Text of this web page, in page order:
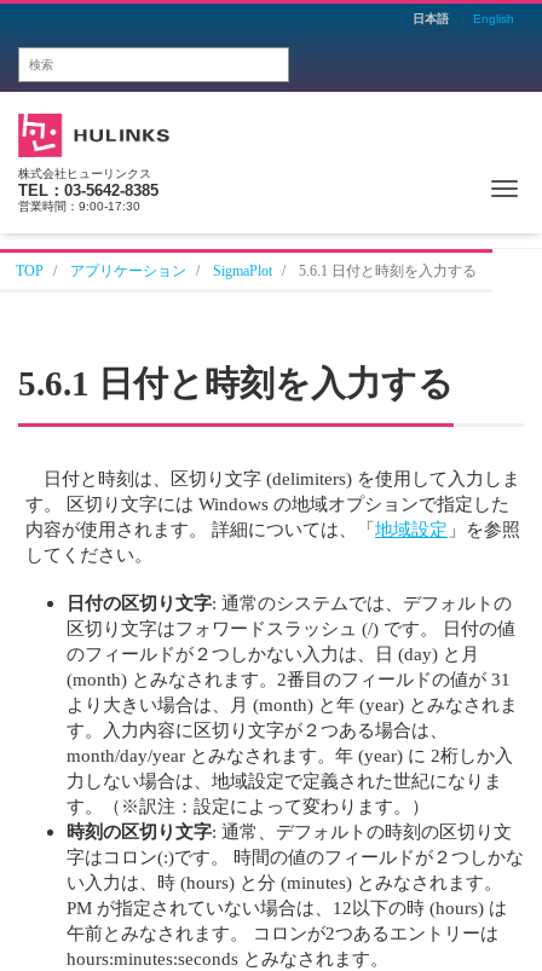
日本語 English
株式会社ヒューリンクス
TEL：03-5642-8385
営業時間：9:00-17:30
TOP アプリケーション SigmaPlot 5.6.1 日付と時刻を入力する
5.6.1 日付と時刻を入力する
日付と時刻は、区切り文字 (delimiters) を使用して入力しま
す。 区切り文字には Windows の地域オプションで指定した
内容が使用されます。 詳細については、「地域設定 」を参照
してください。
日付の区切り文字: 通常のシステムでは、デフォルトの
区切り文字はフォワードスラッシュ (/) です。 日付の値
のフィールドが２つしかない入力は、日 (day) と月
(month) とみなされます。2番目のフィールドの値が 31
より大きい場合は、月 (month) と年 (year) とみなされま
す。入力内容に区切り文字が２つある場合は、
month/day/year とみなされます。年 (year) に 2桁しか入
力しない場合は、地域設定で定義された世紀になりま
す。（※訳注：設定によって変わります。）
時刻の区切り文字: 通常、デフォルトの時刻の区切り文
字はコロン(:)です。 時間の値のフィールドが２つしかな
い入力は、時 (hours) と分 (minutes) とみなされます。
PM が指定されていない場合は、12以下の時 (hours) は
午前とみなされます。 コロンが2つあるエントリーは
hours:minutes:seconds とみなされます。